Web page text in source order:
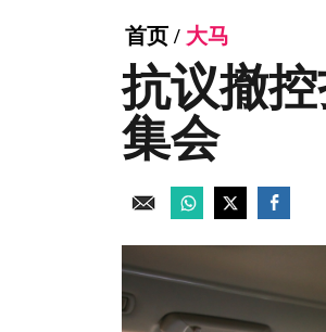
首页 / 大马
抗议撤
集会